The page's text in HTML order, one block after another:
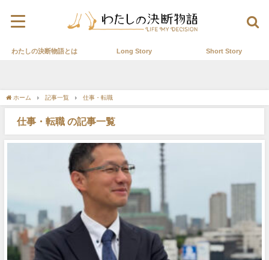
わたしの決断物語とは Long Story Short Story
ホーム 記事一覧 仕事・転職
仕事・転職 の記事一覧